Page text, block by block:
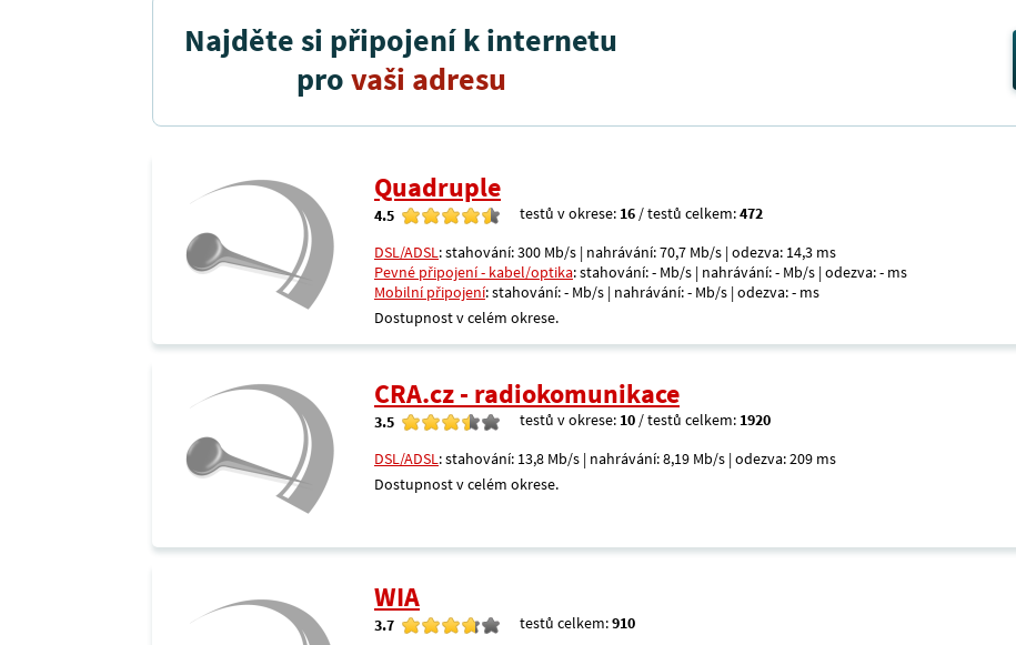
Najděte si připojení k internetu
provaši adresu
Quadruple
4.5 testů v okrese: 16 / testů celkem:472
DSL/ADSL: stahování: 300 Mb/s | nahrávání: 70,7 Mb/s | odezva: 14,3 ms
Pevné připojení - kabel/optika: stahování: - Mb/s | nahrávání: - Mb/s | odezva: - ms
Mobilní připojení: stahování: - Mb/s | nahrávání: - Mb/s | odezva: - ms
Dostupnost v celém okrese.
CRA.cz - radiokomunikace
3.5 testů v okrese: 10 / testů celkem: 1920
DSL/ADSL: stahování: 13,8 Mb/s | nahrávání: 8,19 Mb/s | odezva: 209 ms
Dostupnost v celém okrese.
WIA
3.7 testů celkem:910